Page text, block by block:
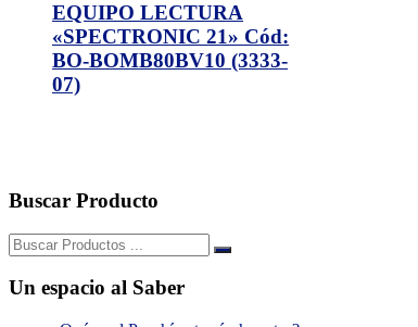
EQUIPO LECTURA
«SPECTRONIC 21» Cód:
BO-BOMB80BV10 (3333-
07)
Buscar Producto
Buscar:
Un espacio al Saber